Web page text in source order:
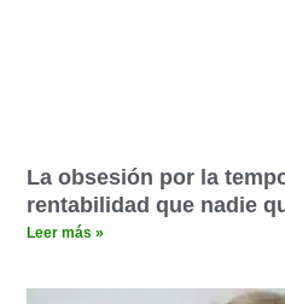
La obsesión por la
rentabilidad que nadie
Leer más »